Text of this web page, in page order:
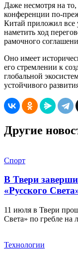
Даже несмотря на
конференции по-
Китай приложил все
наметить ход
рамочного
Оно имеет
его стремлении к
глобальной
устойчивого
Другие
Спорт
В Твери
«Русского
11 июля в Твери
Света» по гребле на
Технологии